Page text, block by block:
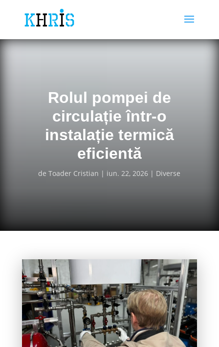
Rolul pompei de
circulație într-o
instalație termică
eficientă
deToader Cristian iun. 22, 2026 Diverse